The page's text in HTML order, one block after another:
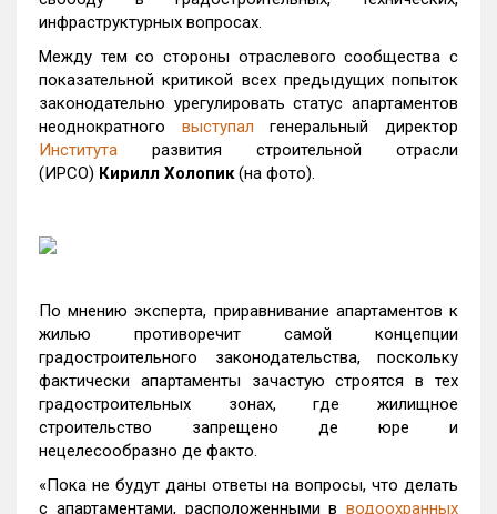
инфраструктурных вопросах.
Между тем со стороны отраслевого сообщества с
показательной критикой всех предыдущих попыток
законодательно урегулировать статус апартаментов
неоднократного выступал генеральный директор
Института развития строительной отрасли
(ИРСО) Кирилл Холопик(на фото).
По мнению эксперта, приравнивание апартаментов к
жилью противоречит самой концепции
градостроительного законодательства, поскольку
фактически апартаменты зачастую строятся в тех
градостроительных зонах, где жилищное
строительство запрещено де юре и
нецелесообразно де факто.
«Пока не будут даны ответы на вопросы, что делать
с апартаментами, расположенными в водоохранных